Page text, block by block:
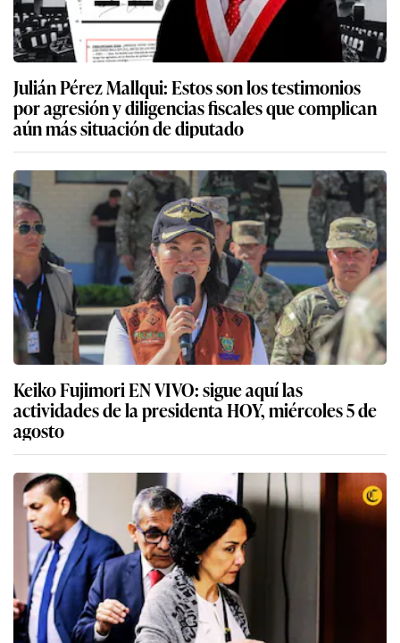
Julián Pérez Mallqui: Estos son los testimonios
por agresión y diligencias fiscales que complican
aún más situación de diputado
Keiko Fujimori EN VIVO: sigue aquí las
actividades de la presidenta HOY, miércoles 5 de
agosto